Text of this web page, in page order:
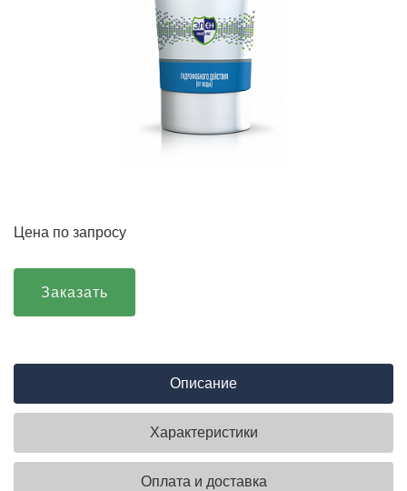
Цена по запросу
Заказать
Описание
Характеристики
Оплата и доставка